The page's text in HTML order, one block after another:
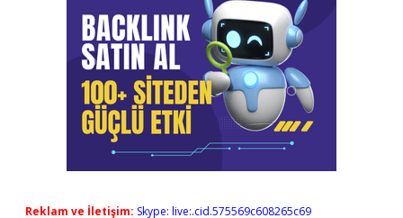
Reklam ve İletişim: Skype: live:.cid.575569c608265c69